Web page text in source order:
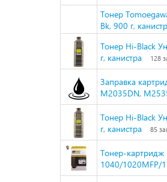
Тонер
Bk, 900 г,
Тонер Hi-Black
г, канистра
128
Заправка
M2035DN,
Тонер Hi-Black
г, канистра
85
Тонер-картридж
1040/1020MFP/